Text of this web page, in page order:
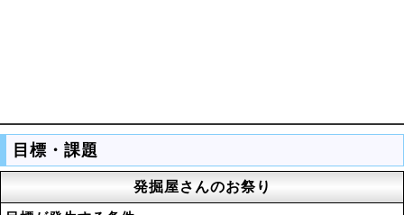
目標・課題
発掘屋さんのお祭り